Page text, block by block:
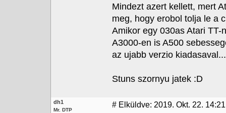
Mindezt azert kellett, mert
meg, hogy erobol tolja le a
Amikor egy 030as Atari
A3000-en is A500
az ujabb verzio kiadasaval...
Stuns szornyu jatek :D
dh1
Mr. DTP
# Elküldve: 2019. Okt. 22. 14:21